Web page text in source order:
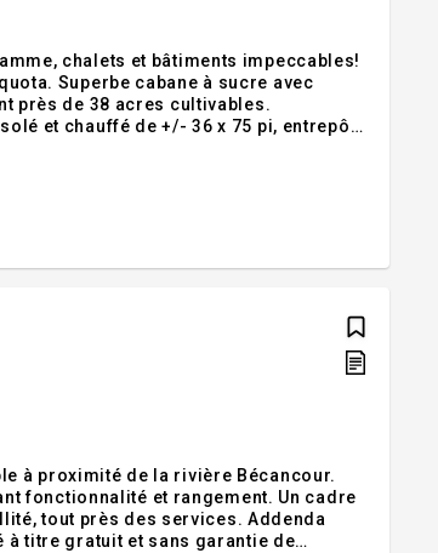
chalets et bâtiments impeccables!
Superbe cabane à sucre avec
près de 38 acres cultivables.
et chauffé de +/- 36 x 75 pi, entrepôt
à proximité de la rivière Bécancour.
fonctionnalité et rangement. Un cadre
tout près des services. Addenda
à titre gratuit et sans garantie de